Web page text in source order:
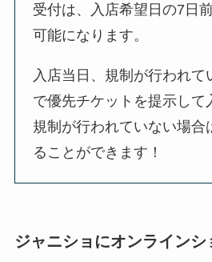
受付は、入店希望日の7日
可能になります。
入店当日、規制が行われ
で優先チケットを提示して
規制が行われていない場合
ることができます！
ジャニショにオンラインシ